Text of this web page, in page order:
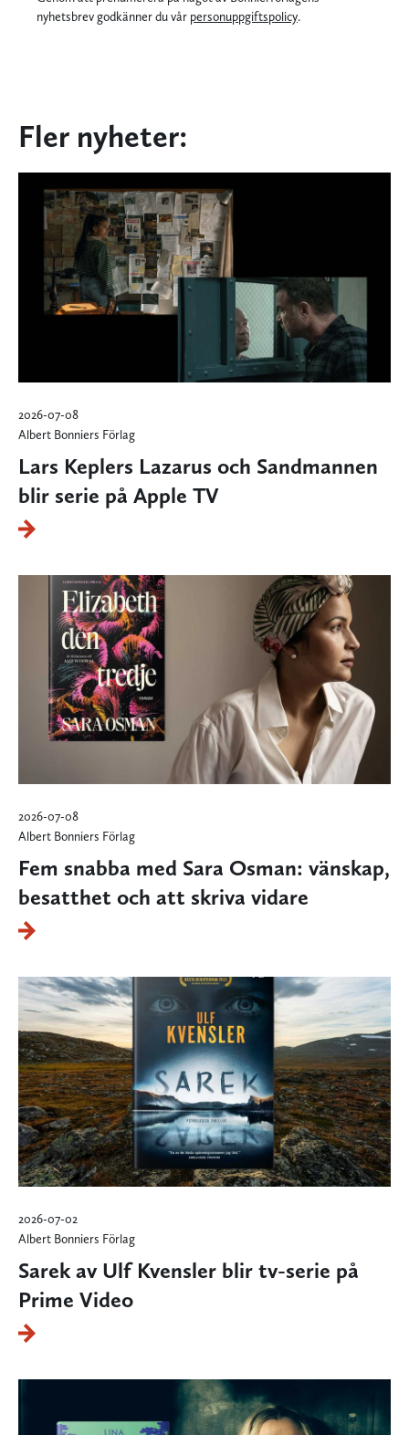
nyhetsbrev godkänner du vår personuppgiftspolicy.
Fler nyheter:
2026-07-08
Albert Bonniers Förlag
Lars Keplers Lazarus och Sandmannen
blir serie på Apple TV
2026-07-08
Albert Bonniers Förlag
Fem snabba med Sara Osman: vänskap,
besatthet och att skriva vidare
2026-07-02
Albert Bonniers Förlag
Sarek av Ulf Kvensler blir tv-serie på
Prime Video